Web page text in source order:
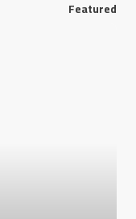
Featured